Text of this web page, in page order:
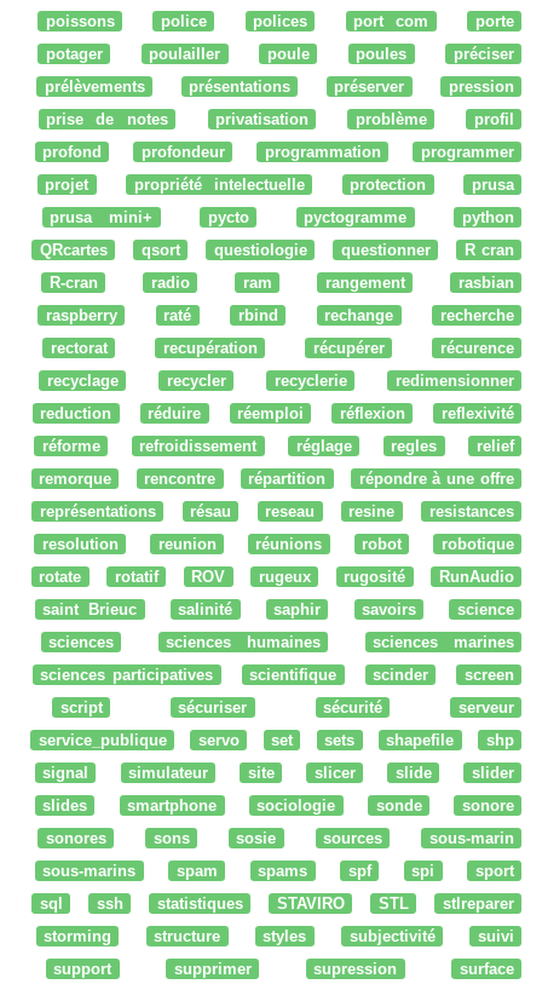
poissons
police polices port com
porte
potager
poulailler poule poules
préciser
prélèvements
présentations préserver
pression
prise de notes
privatisation problème
profil
profond
profondeur programmation
programmer
projet
propriété intelectuelle protection
prusa
prusa mini+
pycto pyctogramme
python
QRcartes
qsort questiologie questionner
R cran
R-cran
radio ram rangement
rasbian
raspberry
raté rbind rechange
recherche
rectorat
recupération récupérer
récurence
recyclage
recycler recyclerie
redimensionner
reduction
réduire réemploi réflexion
reflexivité
réforme
refroidissement réglage regles
relief
remorque
rencontre répartition
répondre à une offre
représentations
résau reseau resine
resistances
resolution
reunion réunions robot
robotique
rotate
rotatif ROV rugeux rugosité
RunAudio
saint Brieuc
salinité saphir savoirs
science
sciences
sciences humaines
sciences marines
sciences participatives
scientifique scinder
screen
script
sécuriser sécurité
serveur
service_publique
servo set sets shapefile
shp
signal
simulateur site slicer slide
slider
slides
smartphone sociologie sonde
sonore
sonores
sons sosie sources
sous-marin
sous-marins
spam spams spf spi
sport
sql
ssh statistiques STAVIRO STL
stlreparer
storming
structure styles subjectivité
suivi
support
supprimer supression
surface